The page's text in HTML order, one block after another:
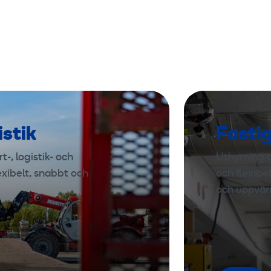
, logistik- och
snabbt och
Uthyrning
och
och